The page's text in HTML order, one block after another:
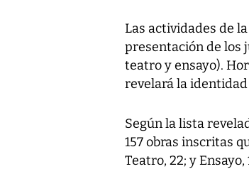
Las actividades de
presentación de los
teatro y ensayo).
revelará la
Según la lista
157 obras inscritas
Teatro, 22; y Ensayo,